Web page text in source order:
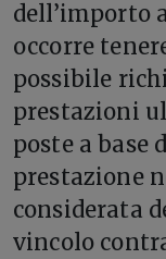
dell’importo
occorre
possibile
prestazioni
poste a base
prestazione
considerata
vincolo